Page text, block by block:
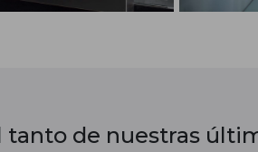
tanto de nuestras